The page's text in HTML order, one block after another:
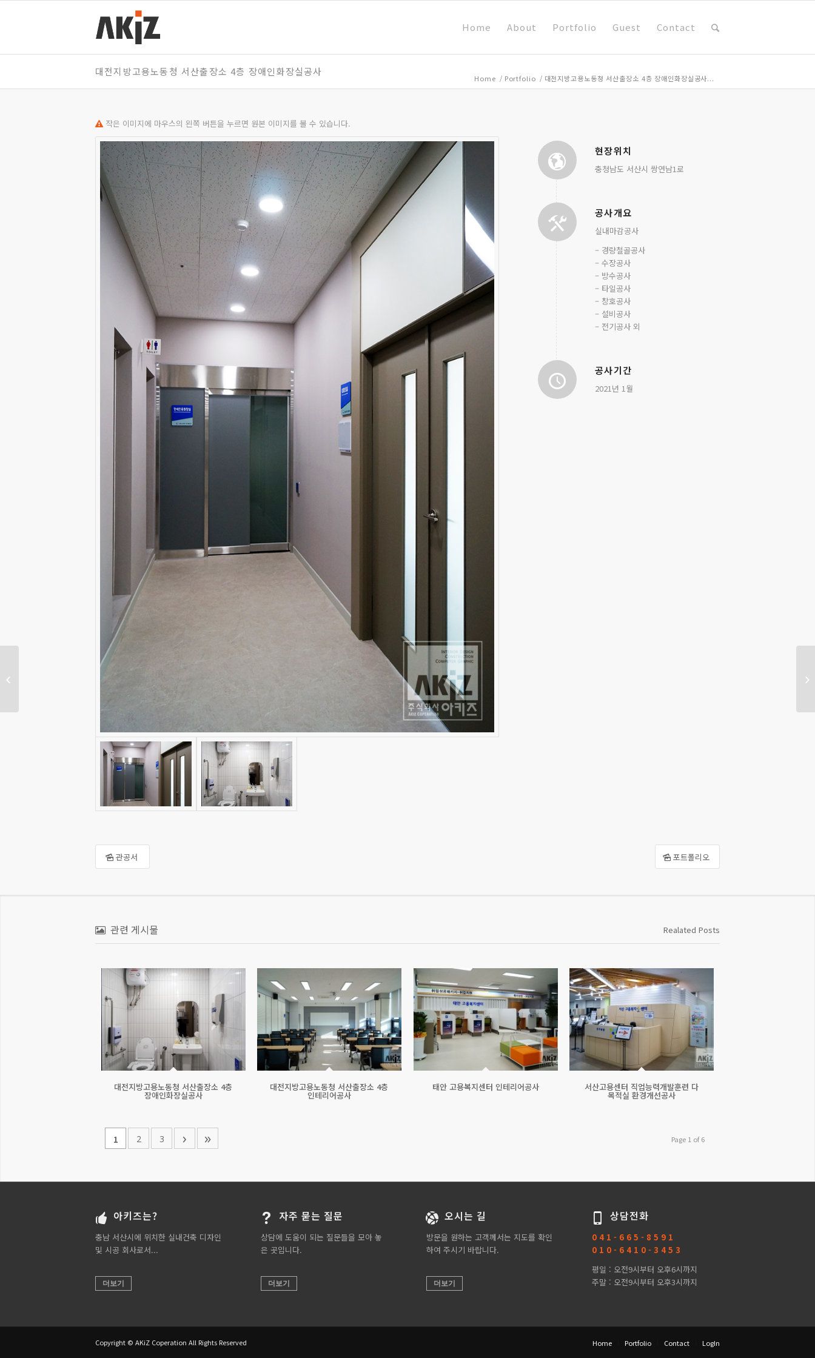
Home About Portfolio Guest Contact
대전지방고용노동청 서산출장소 4층 장애인화장실공사
Home / Portfolio / 대전지방고용노동청 서산출장소 4층 장애인화장실공사...
작은 이미지에 마우스의 왼쪽 버튼을 누르면 원본 이미지를 볼 수 있습니다.
현장위치
충청남도 서산시 쌍연남1로
공사개요
실내마감공사
– 경량철골공사
– 수장공사
– 방수공사
– 타일공사
– 창호공사
– 설비공사
– 전기공사 외
공사기간
2021년 1월
관공서 포트폴리오
관련 게시물 Realated Posts
대전지방고용노동청 서산출장소 4층
장애인화장실공사
대전지방고용노동청 서산출장소 4층
인테리어공사
태안 고용복지센터 인테리어공사 서산고용센터 직업능력개발훈련 다
목적실 환경개선공사
Page 1 of 6
1 2 3 › »
아키즈는?
충남 서산시에 위치한 실내건축 디자인
및 시공 회사로서...
더보기
자주 묻는 질문
상담에 도움이 되는 질문들을 모아 놓
은 곳입니다.
더보기
오시는 길
방문을 원하는 고객께서는 지도를 확인
하여 주시기 바랍니다.
더보기
상담전화
0 4 1 - 6 6 5 - 8 5 9 1
0 1 0 - 6 4 1 0 - 3 4 5 3
평일 : 오전9시부터 오후6시까지
주말 : 오전9시부터 오후3시까지
Copyright © AKiZ Coperation All Rights Reserved Home Portfolio Contact LogIn